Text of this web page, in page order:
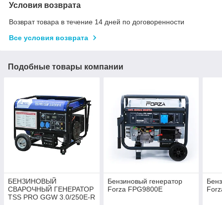
Условия возврата
Возврат товара в течение 14 дней по договоренности
Все условия возврата
Подобные товары компании
БЕНЗИНОВЫЙ
СВАРОЧНЫЙ ГЕНЕРАТОР
TSS PRO GGW 3.0/250E-R
Бензиновый генератор
Forza FPG9800Е